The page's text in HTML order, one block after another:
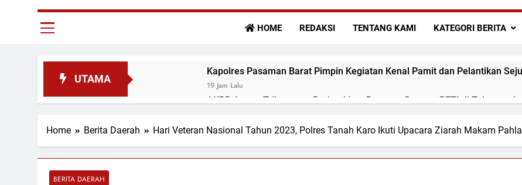
HOME REDAKSI TENTANG KAMI KATEGORI BERITA
UTAMA
Kapolres Pasaman Barat Pimpin Kegiatan Kenal Pamit dan Pelantikan
19 Jam Lalu
AKBP Agung Tribawanto Perintahkan Respons Dugaan PETI di Talamau,
19 Jam Lalu
Kapolres Pasaman Barat Pimpin Upacara Sertijab Sejumlah Pejabat Utama
Home Berita Daerah Hari Veteran Nasional Tahun 2023, Polres Tanah Karo Ikuti Upacara Ziarah Makam
BERITA DAERAH